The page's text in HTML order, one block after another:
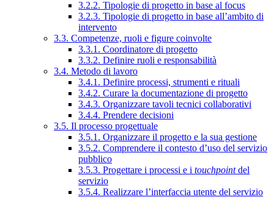
3.2.2. Tipologie di progetto in base al focus
3.2.3. Tipologie di progetto in base all’ambito di
intervento
3.3. Competenze, ruoli e figure coinvolte
3.3.1. Coordinatore di progetto
3.3.2. Definire ruoli e responsabilità
3.4. Metodo di lavoro
3.4.1. Definire processi, strumenti e rituali
3.4.2. Curare la documentazione di progetto
3.4.3. Organizzare tavoli tecnici collaborativi
3.4.4. Prendere decisioni
3.5. Il processo progettuale
3.5.1. Organizzare il progetto e la sua gestione
3.5.2. Comprendere il contesto d’uso del servizio
pubblico
3.5.3. Progettare i processi e i touchpointdel
servizio
3.5.4. Realizzare l’interfaccia utente del servizio